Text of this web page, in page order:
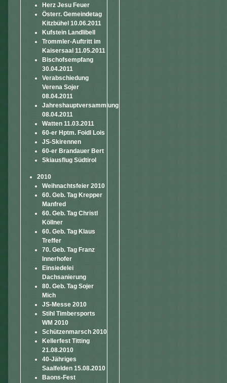
Herz Jesu Feuer
Österr. Gemeindetag
Kitzbühel 10.06.2011
Kufstein Landlibell
Trommler-Auftritt im
Kaisersaal 11.05.2011
Bischofsempfang
30.04.2011
Verabschiedung
Verena Sojer
08.04.2011
Jahreshauptversammlung
08.04.2011
Watten 11.03.2011
60-er Hptm. Foidl Lois
JS-Skirennen
60-er Brandauer Bert
Skiausflug Südtirol
2010
Weihnachtsfeier 2010
60. Geb. Tag Krepper
Manfred
60. Geb. Tag Christl
Köllner
60. Geb. Tag Klaus
Treffer
70. Geb. Tag Franz
Innerhofer
Einsiedelei
Dachsanierung
80. Geb. Tag Sojer
Mich
JS-Messe 2010
Stihl Timbersports
WM 2010
Schützenmarsch 2010
Kellerfest Titting
21.08.2010
40-Jähriges
Saalfelden 15.08.2010
Baons-Fest